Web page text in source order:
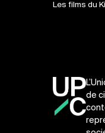
Les films du
de